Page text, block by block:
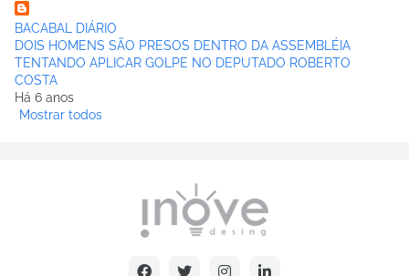
BACABAL DIÁRIO
DOIS HOMENS SÃO PRESOS DENTRO DA ASSEMBLÉIA
TENTANDO APLICAR GOLPE NO DEPUTADO ROBERTO
COSTA
Há 6 anos
Mostrar todos